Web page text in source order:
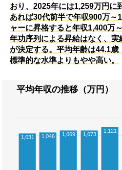
おり、2025年には1,259万円に
あれば30代前半で年収900万～
ャーに昇格すると年収1,400万
年功序列による昇給はなく、
が決定する。平均年齢は44.1
標準的な水準よりもやや高い。
平均年収の推移（万円）
1,031 1,046 1,069 1,073
1,121